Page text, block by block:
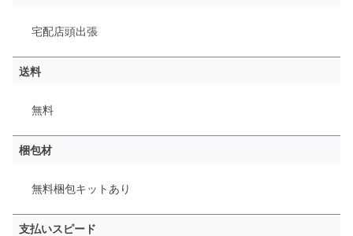
宅配店頭出張
送料
無料
梱包材
無料梱包キットあり
支払いスピード